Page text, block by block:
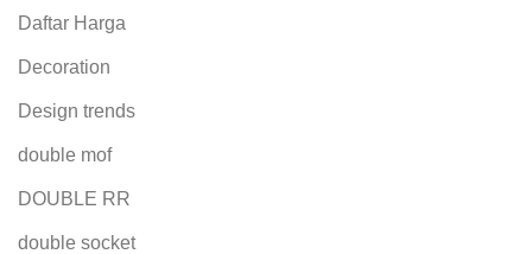
Daftar Harga
Decoration
Design trends
double mof
DOUBLE RR
double socket